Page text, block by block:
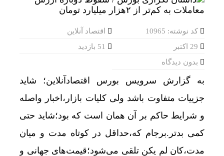
قیمت طلا و سکه امروز پنجشنبه 15مرداد 1405/ افزایش همه قیمت ها + جدول
تحول بزرگ در آیفون ۱۸ پرو/ سه قابلیت رویایی که بالاخره به حقیقت می‌پیوندند
به خانه‌های آسیب دیده جنگ تسهیلات داده میشود+
قیمت طلا و سکه پنجشنبه 15 مرداد
گوگل اسیستنت ماه آینده در اندروید غیرفعال و
افزایش ظرفیت قطارهای اربعین؛ خدمات بهتر
مصوبه تسهیلات گمرکی در شرایط اضطرار تمدید
کد نوشته: 10965
اقتصاد آنلاین
بدون دیدگاه
به گزارش سرویس بورس اقتصادآنلاین؛ شاید
جزییات متفاوت باشد ولی کلیات بازار،اخبار واصله
و شرایط حاکم بر آن همان است که بود؛شاید حتی
کمی بدتر.برجام که،حداقل در کوتاه مدت و میان
مدت،کان لم یکن تلقی می‌شود؛قیمت‌های جهانی و